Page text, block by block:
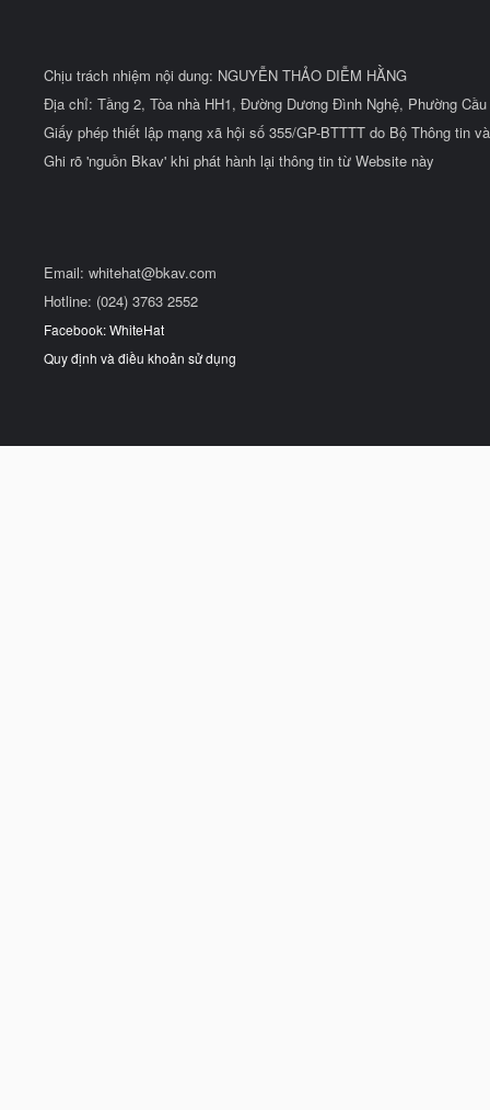
Chịu trách nhiệm nội dung: NGUYỄN THẢO DIỄM HẰNG
Địa chỉ: Tầng 2, Tòa nhà HH1, Đường Dương Đình Nghệ, Phường
Giấy phép thiết lập mạng xã hội số 355/GP-BTTTT do Bộ Thông tin
Ghi rõ 'nguồn Bkav' khi phát hành lại thông tin từ Website này
Email: whitehat@bkav.com
Hotline: (024) 3763 2552
Facebook: WhiteHat
Quy định và điều khoản sử dụng